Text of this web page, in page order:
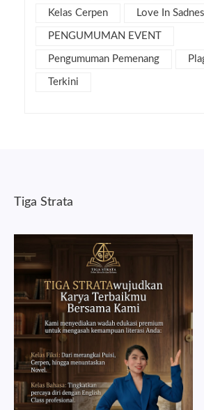
Kelas Cerpen Love In
PENGUMUMAN EVENT
Pengumuman Pemenang
Terkini
Tiga Strata